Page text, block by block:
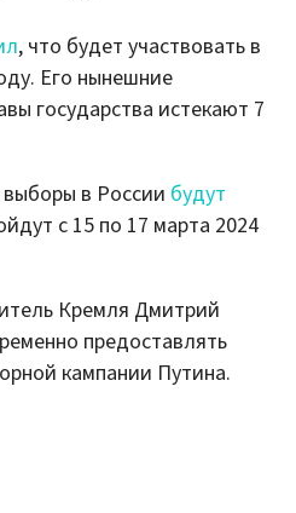
, что будет участвовать в
Его нынешние
государства истекают 7
в России будут
с 15 по 17 марта 2024
Кремля Дмитрий
предоставлять
кампании Путина.